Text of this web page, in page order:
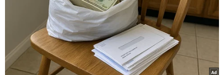
Báo Mỹ chỉ ra thủ phạm tấn công Đại sứ
quán Triều Tiên tại Tây Ban Nha